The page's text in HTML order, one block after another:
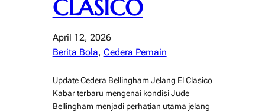
CLASICO
April 12, 2026
Berita Bola, Cedera Pemain
Update Cedera Bellingham Jelang El Clasico
Kabar terbaru mengenai kondisi Jude
Bellingham menjadi perhatian utama jelang